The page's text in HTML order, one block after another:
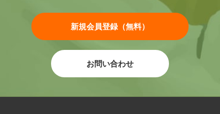
新規会員登録（無料）
お問い合わせ